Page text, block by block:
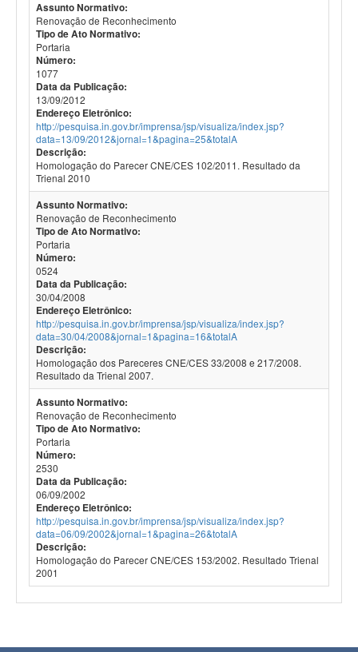
Assunto Normativo:
Renovação de Reconhecimento
Tipo de Ato Normativo:
Portaria
Número:
1077
Data da Publicação:
13/09/2012
Endereço Eletrônico:
http://pesquisa.in.gov.br/imprensa/jsp/visualiza/index.jsp?
data=13/09/2012&jornal=1&pagina=25&totalA
Descrição:
Homologação do Parecer CNE/CES 102/2011. Resultado da
Trienal 2010
Assunto Normativo:
Renovação de Reconhecimento
Tipo de Ato Normativo:
Portaria
Número:
0524
Data da Publicação:
30/04/2008
Endereço Eletrônico:
http://pesquisa.in.gov.br/imprensa/jsp/visualiza/index.jsp?
data=30/04/2008&jornal=1&pagina=16&totalA
Descrição:
Homologação dos Pareceres CNE/CES 33/2008 e 217/2008.
Resultado da Trienal 2007.
Assunto Normativo:
Renovação de Reconhecimento
Tipo de Ato Normativo:
Portaria
Número:
2530
Data da Publicação:
06/09/2002
Endereço Eletrônico:
http://pesquisa.in.gov.br/imprensa/jsp/visualiza/index.jsp?
data=06/09/2002&jornal=1&pagina=26&totalA
Descrição:
Homologação do Parecer CNE/CES 153/2002. Resultado Trienal
2001